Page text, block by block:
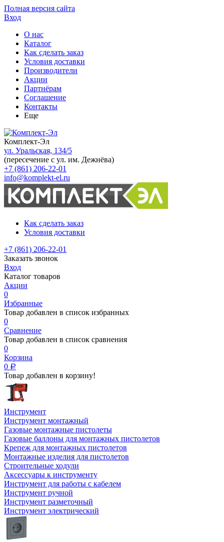
Полная версия сайта
Вход
О нас
Каталог
Как сделать заказ
Условия доставки
Производители
Акции
Партнёрам
Соглашение
Контакты
Еще
Комплект-Эл
ул. Уральская, 134/5
(пересечение с ул. им. Дежнёва)
+7 (861) 206-22-01
info@komplekt-el.ru
Как сделать заказ
Условия доставки
+7 (861) 206-22-01
Заказать звонок
Вход
Каталог товаров
Акции
0
Избранные
Товар добавлен в список избранных
0
Сравнение
Товар добавлен в список сравнения
0
Корзина
0 Р
Товар добавлен в корзину!
Инструмент
Инструмент монтажный
Газовые монтажные пистолеты
Газовые баллоны для монтажных пистолетов
Крепеж для монтажных пистолетов
Монтажные изделия для пистолетов
Строительные ходули
Аксессуары к инструменту
Инструмент для работы с кабелем
Инструмент ручной
Инструмент разметочный
Инструмент электрический